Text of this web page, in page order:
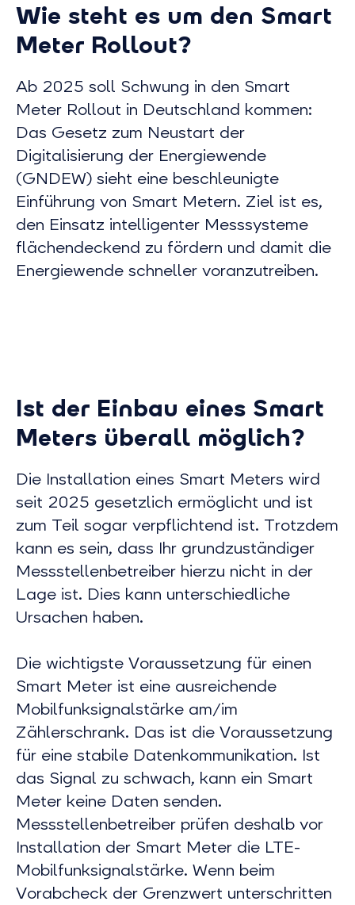
Wie steht es um den Smart
Meter Rollout?
Ab 2025 soll Schwung in den Smart
Meter Rollout in Deutschland kommen:
Das Gesetz zum Neustart der
Digitalisierung der Energiewende
(GNDEW) sieht eine beschleunigte
Einführung von Smart Metern. Ziel ist es,
den Einsatz intelligenter Messsysteme
flächendeckend zu fördern und damit die
Energiewende schneller voranzutreiben.
Ist der Einbau eines Smart
Meters überall möglich?
Die Installation eines Smart Meters wird
seit 2025 gesetzlich ermöglicht und ist
zum Teil sogar verpflichtend ist. Trotzdem
kann es sein, dass Ihr grundzuständiger
Messstellenbetreiber hierzu nicht in der
Lage ist. Dies kann unterschiedliche
Ursachen haben.
Die wichtigste Voraussetzung für einen
Smart Meter ist eine ausreichende
Mobilfunksignalstärke am/im
Zählerschrank. Das ist die Voraussetzung
für eine stabile Datenkommunikation. Ist
das Signal zu schwach, kann ein Smart
Meter keine Daten senden.
Messstellenbetreiber prüfen deshalb vor
Installation der Smart Meter die LTE-
Mobilfunksignalstärke. Wenn beim
Vorabcheck der Grenzwert unterschritten